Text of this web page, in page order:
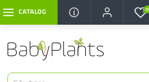
CATALOG 0